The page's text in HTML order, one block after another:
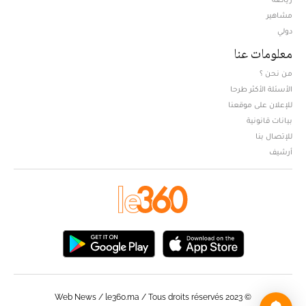
مشاهير
دولي
معلومات عنا
من نحن ؟
الأسئلة الأكثر طرحا
للإعلان على موقعنا
بيانات قانونية
للإتصال بنا
أرشيف
© Web News / le360.ma / Tous droits réservés 2023